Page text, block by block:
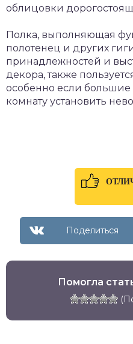
облицовки
Полка, выполняющая
полотенец и других
принадлежностей и
декора, также
особенно если
комнату установить
Помогла